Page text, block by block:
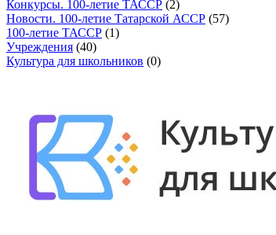
Конкурсы. 100-летие ТАССР (2)
Новости. 100-летие Татарской АССР (57)
100-летие ТАССР (1)
Учреждения (40)
Культура для школьников (0)